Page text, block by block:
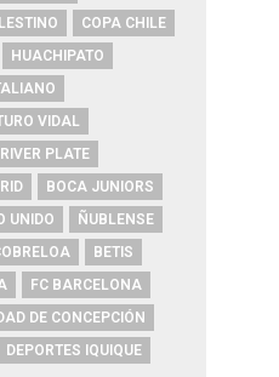
COPA CHILE
HUACHIPATO
VIDAL
RIVER PLATE
BOCA JUNIORS
UNIDO
ÑUBLENSE
BETIS
FC BARCELONA
DE CONCEPCIÓN
DEPORTES IQUIQUE